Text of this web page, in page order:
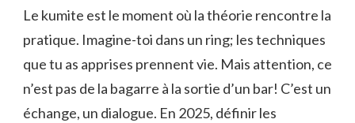
Le kumite est le moment où la théorie rencontre la
pratique. Imagine-toi dans un ring; les techniques
que tu as apprises prennent vie. Mais attention, ce
n’est pas de la bagarre à la sortie d’un bar! C’est un
échange, un dialogue. En 2025, définir les